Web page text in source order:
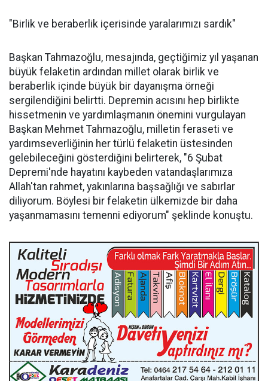
"Birlik ve beraberlik içerisinde yaralarımızı sardık"
Başkan Tahmazoğlu, mesajında, geçtiğimiz yıl yaşanan
büyük felaketin ardından millet olarak birlik ve
beraberlik içinde büyük bir dayanışma örneği
sergilendiğini belirtti. Depremin acısını hep birlikte
hissetmenin ve yardımlaşmanın önemini vurgulayan
Başkan Mehmet Tahmazoğlu, milletin feraseti ve
yardımseverliğinin her türlü felaketin üstesinden
gelebileceğini gösterdiğini belirterek, "6 Şubat
Depremi'nde hayatını kaybeden vatandaşlarımıza
Allah'tan rahmet, yakınlarına başsağlığı ve sabırlar
diliyorum. Böylesi bir felaketin ülkemizde bir daha
yaşanmamasını temenni ediyorum" şeklinde konuştu.